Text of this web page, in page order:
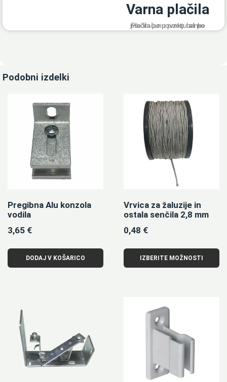
Varna plačila
Plačila po povzetju ali po predračunu preko banke
Podobni izdelki
Pregibna Alu konzola
vodila
3,65 €
DODAJ V KOŠARICO
Vrvica za žaluzije in
ostala senčila 2,8 mm
0,48 €
IZBERITE MOŽNOSTI